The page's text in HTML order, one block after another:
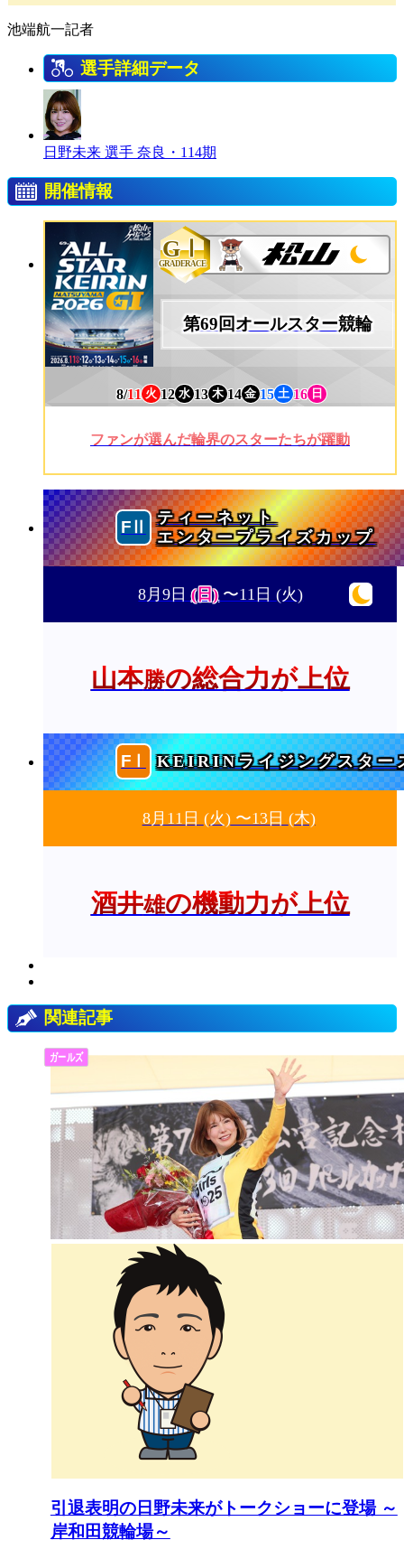
池端航一記者
選手詳細データ
日野未来 選手 奈良・114期
開催情報
GⅠ
GRADERACE
第69回オールスター競輪
8/11 火 12 水 13 木 14 金 15 土 16 日
ファンが選んだ輪界のスターたちが躍動
ティーネット
エンタープライズカップ
8月9日(日)〜11日(火)
山本勝の総合力が上位
KEIRINライジングスター
8月11日 (火)〜13日 (木)
酒井雄の機動力が上位
関連記事
引退表明の日野未来がトークショーに登場 ～
岸和田競輪場～